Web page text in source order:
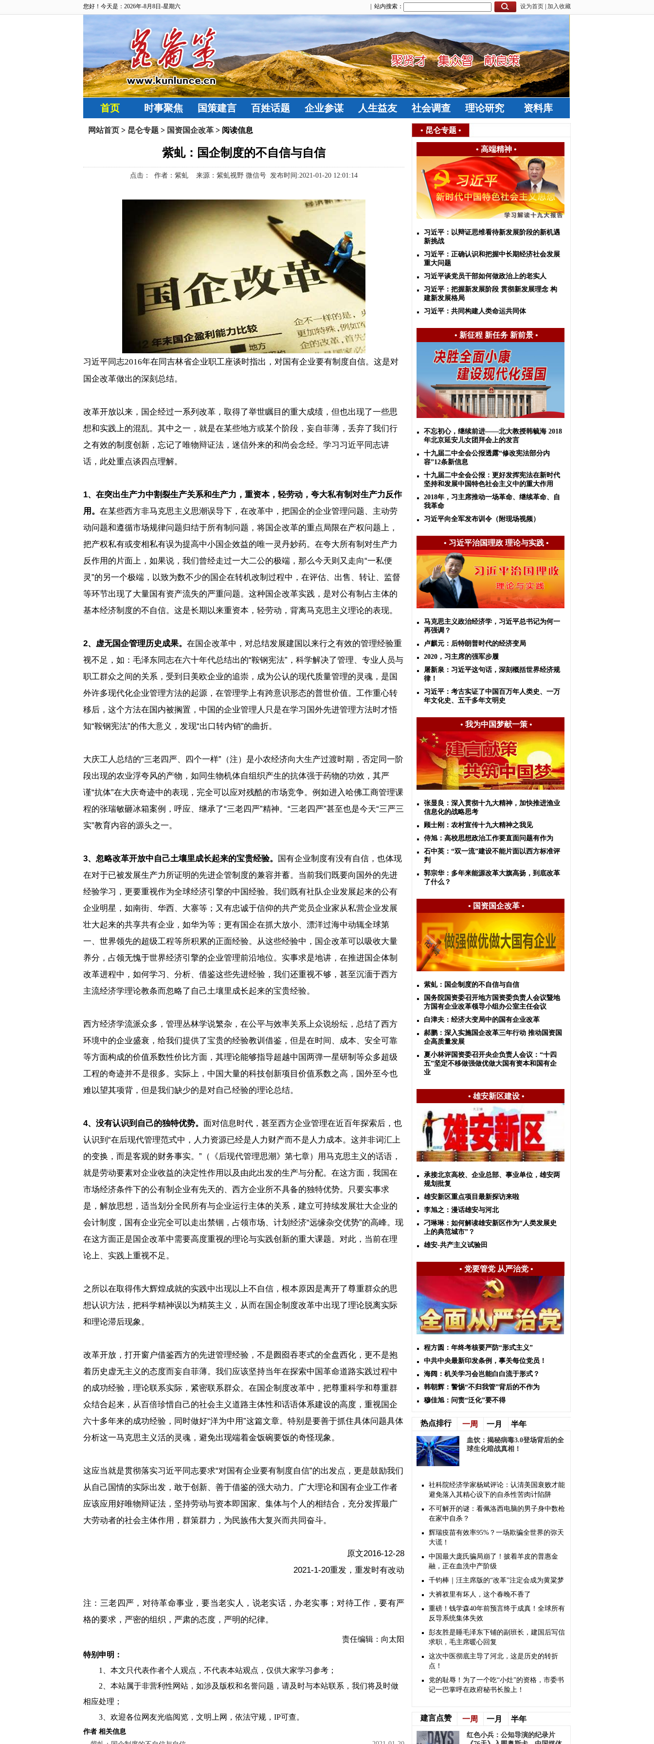
您好！今天是：2026年-8月8日-星期六 设为首页 加入收藏
| 站内搜索：
首页 时事聚焦 国策建言 百姓话题 企业参谋 人生益友 社会调查 理论研究 资料库
网站首页 > 昆仑专题 > 国资国企改革 > 阅读信息
紫虬：国企制度的不自信与自信
点击： 作者：紫虬 来源：紫虬视野 微信号 发布时间:2021-01-20 12:01:14
习近平同志2016年在同吉林省企业职工座谈时指出，对国有企业要有制度自信。这是对
国企改革做出的深刻总结。
改革开放以来，国企经过一系列改革，取得了举世瞩目的重大成绩，但也出现了一些思
想和实践上的混乱。其中之一，就是在某些地方或某个阶段，妄自菲薄，丢弃了我们行
之有效的制度创新，忘记了唯物辩证法，迷信外来的和尚会念经。学习习近平同志讲
话，此处重点谈四点理解。
1、在突出生产力中割裂生产关系和生产力，重资本，轻劳动，夸大私有制对生产力反作
用。 在某些西方非马克思主义思潮误导下，在改革中，把国企的企业管理问题、主动劳
动问题和遵循市场规律问题归结于所有制问题，将国企改革的重点局限在产权问题上，
把产权私有或变相私有误为提高中小国企效益的唯一灵丹妙药。在夸大所有制对生产力
反作用的片面上，如果说，我们曾经走过一大二公的极端，那么今天则又走向“一私便
灵”的另一个极端，以致为数不少的国企在转机改制过程中，在评估、出售、转让、监督
等环节出现了大量国有资产流失的严重问题。这种国企改革实践，是对公有制占主体的
基本经济制度的不自信。这是长期以来重资本，轻劳动，背离马克思主义理论的表现。
2、虚无国企管理历史成果。 在国企改革中，对总结发展建国以来行之有效的管理经验重
视不足，如：毛泽东同志在六十年代总结出的“鞍钢宪法” ，科学解决了管理、专业人员与
职工群众之间的关系，受到日美欧企业的追崇，成为公认的现代质量管理的灵魂，是国
外许多现代化企业管理方法的起源，在管理学上有跨意识形态的普世价值。工作重心转
移后，这个方法在国内被搁置，中国的企业管理人只是在学习国外先进管理方法时才悟
知“鞍钢宪法”的伟大意义，发现“出口转内销”的曲折。
大庆工人总结的“三老四严、四个一样” （注）是小农经济向大生产过渡时期，否定同一阶
段出现的农业浮夸风的产物，如同生物机体自组织产生的抗体强于药物的功效，其严
谨“抗体”在大庆奇迹中的表现，完全可以应对残酷的市场竞争。例如进入哈佛工商管理课
程的张瑞敏砸冰箱案例，呼应、继承了“三老四严”精神。 “三老四严”甚至也是今天“三严三
实”教育内容的源头之一。
3、忽略改革开放中自己土壤里成长起来的宝贵经验。 国有企业制度有没有自信，也体现
在对于已被发展生产力所证明的先进企管制度的兼容并蓄。当前我们既要向国外的先进
经验学习，更要重视作为全球经济引擎的中国经验。我们既有社队企业发展起来的公有
企业明星，如南街、华西、大寨等；又有忠诚于信仰的共产党员企业家从私营企业发展
壮大起来的共享共有企业，如华为等；更有国企在抓大放小、漂洋过海中动辄全球第
一、世界领先的超级工程等所积累的正面经验。从这些经验中，国企改革可以吸收大量
养分，占领无愧于世界经济引擎的企业管理前沿地位。实事求是地讲，在推进国企体制
改革进程中，如何学习、分析、借鉴这些先进经验，我们还重视不够，甚至沉湎于西方
主流经济学理论教条而忽略了自己土壤里成长起来的宝贵经验。
西方经济学流派众多，管理丛林学说繁杂，在公平与效率关系上众说纷纭，总结了西方
环境中的企业盛衰，给我们提供了宝贵的经验教训借鉴，但是在时间、成本、安全可靠
等方面构成的价值系数性价比方面，其理论能够指导超越中国两弹一星研制等众多超级
工程的奇迹并不是很多。实际上，中国大量的科技创新项目价值系数之高，国外至今也
难以望其项背，但是我们缺少的是对自己经验的理论总结。
4、没有认识到自己的独特优势。 面对信息时代，甚至西方企业管理在近百年探索后，也
认识到 “在后现代管理范式中，人力资源已经是人力财产而不是人力成本。这并非词汇上
的变换，而是客观的财务事实。 ” （《后现代管理思潮》第七章）用马克思主义的话语，
就是劳动要素对企业收益的决定性作用以及由此出发的生产与分配。在这方面，我国在
市场经济条件下的公有制企业有先天的、西方企业所不具备的独特优势。只要实事求
是，解放思想，适当划分全民所有与企业运行主体的关系，建立可持续发展壮大企业的
会计制度，国有企业完全可以走出禁锢，占领市场、计划经济“远缘杂交优势”的高峰。现
在这方面正是国企改革中需要高度重视的理论与实践创新的重大课题。对此，当前在理
论上、实践上重视不足。
之所以在取得伟大辉煌成就的实践中出现以上不自信，根本原因是离开了尊重群众的思
想认识方法，把科学精神误以为精英主义，从而在国企制度改革中出现了理论脱离实际
和理论滞后现象。
改革开放，打开窗户借鉴西方的先进管理经验，不是囫囵吞枣式的全盘西化，更不是抱
着历史虚无主义的态度而妄自菲薄。我们应该坚持当年在探索中国革命道路实践过程中
的成功经验，理论联系实际，紧密联系群众。在国企制度改革中，把尊重科学和尊重群
众结合起来，从百倍珍惜自己的社会主义道路主体性和话语体系建设的高度，重视国企
六十多年来的成功经验，同时做好“洋为中用”这篇文章。特别是要善于抓住具体问题具体
分析这一马克思主义活的灵魂，避免出现端着金饭碗要饭的奇怪现象。
这应当就是贯彻落实习近平同志要求“对国有企业要有制度自信”的出发点，更是鼓励我们
从自己国情的实际出发，敢于创新、善于借鉴的强大动力。广大理论和国有企业工作者
应该应用好唯物辩证法，坚持劳动与资本即国家、集体与个人的相结合，充分发挥最广
大劳动者的社会主体作用，群策群力，为民族伟大复兴而共同奋斗。
原文2016-12-28
2021-1-20重发，重发时有改动
注：三老四严， 对待革命事业，要当老实人，说老实话，办老实事； 对待工作，要有严
格的要求，严密的组织，严肃的态度，严明的纪律。
责任编辑：向太阳
特别申明：
1、本文只代表作者个人观点，不代表本站观点，仅供大家学习参考；
2、本站属于非营利性网站，如涉及版权和名誉问题，请及时与本站联系，我们将及时做
相应处理；
3、欢迎各位网友光临阅览，文明上网，依法守规，IP可查。
作者 相关信息
• 昆仑专题 •
• 高端精神•
习近平：以辩证思维看待新发展阶段的新机遇
新挑战
习近平：正确认识和把握中长期经济社会发展
重大问题
习近平谈党员干部如何做政治上的老实人
习近平：把握新发展阶段 贯彻新发展理念 构
建新发展格局
习近平：共同构建人类命运共同体
• 新征程 新任务 新前景•
不忘初心，继续前进——北大教授韩毓海 2018
年北京延安儿女团拜会上的发言
十九届二中全会公报透露“修改宪法部分内
容”12条新信息
十九届二中全会公报：更好发挥宪法在新时代
坚持和发展中国特色社会主义中的重大作用
2018年，习主席推动一场革命、继续革命、自
我革命
习近平向全军发布训令（附现场视频）
• 习近平治国理政 理论与实践•
马克思主义政治经济学，习近平总书记为何一
再强调？
卢麒元：后特朗普时代的经济变局
2020，习主席的强军步履
屠新泉：习近平这句话，深刻概括世界经济规
律！
习近平：考古实证了中国百万年人类史、一万
年文化史、五千多年文明史
• 我为中国梦献一策•
张显良：深入贯彻十九大精神，加快推进渔业
信息化的战略思考
顾士刚：农村宣传十九大精神之我见
侍旭：高校思想政治工作要直面问题有作为
石中英：“双一流”建设不能片面以西方标准评
判
郭宗华：多年来能源改革大旗高扬，到底改革
了什么？
• 国资国企改革•
紫虬：国企制度的不自信与自信
国务院国资委召开地方国资委负责人会议暨地
方国有企业改革领导小组办公室主任会议
白津夫：经济大变局中的国有企业改革
​郝鹏：深入实施国企改革三年行动 推动国资国
企高质量发展
夏小林评国资委召开央企负责人会议：“十四
五”坚定不移做强做优做大国有资本和国有企
业
• 雄安新区建设•
承接北京高校、企业总部、事业单位，雄安两
规划批复
雄安新区重点项目最新探访来啦
李旭之：漫话雄安与河北
刁琳琳：如何解读雄安新区作为“人类发展史
上的典范城市”？
雄安-共产主义试验田
• 党要管党 从严治党•
程方圆：年终考核要严防“形式主义”
中共中央最新印发条例，事关每位党员！
海阔：机关学习会岂能白白流于形式？
韩朝辉：警惕“不归我管”背后的不作为
穆佳旭：问责“泛化”要不得
热点排行 一周 一月 半年
血饮：揭秘病毒3.0登场背后的全
球生化暗战真相！
社科院经济学家杨斌评论：认清美国衰败才能
避免落入其精心设下的自杀性苦肉计陷阱
不可解开的谜：看佩洛西电脑的男子身中数枪
在家中自杀？
辉瑞疫苗有效率95%？一场欺骗全世界的弥天
大谎！
中国最大庞氏骗局崩了！披着羊皮的普惠金
融，正在血洗中产阶级
千钧棒｜汪主席版的“改革”注定会成为黄粱梦
大裤衩里有坏人，这个春晚不香了
重磅！钱学森40年前预言终于成真！全球所有
反导系统集体失效
彭友胜是睡毛泽东下铺的副班长，建国后写信
求职，毛主席暖心回复
这次中医彻底主导了河北，这是历史的转折
点！
党的耻辱！为了一个吃“小灶”的资格，市委书
记一巴掌呼在政府秘书长脸上！
建言点赞 一周 一月 半年
红色小兵：公知导演的纪录片